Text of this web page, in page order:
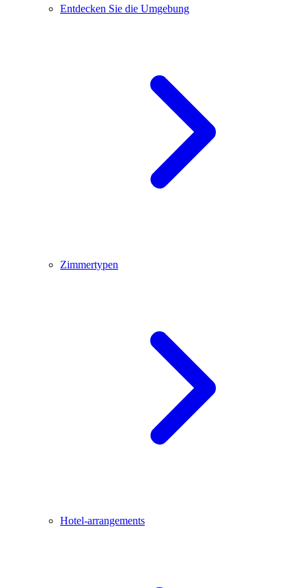
Entdecken Sie die Umgebung
Zimmertypen
Hotel-arrangements